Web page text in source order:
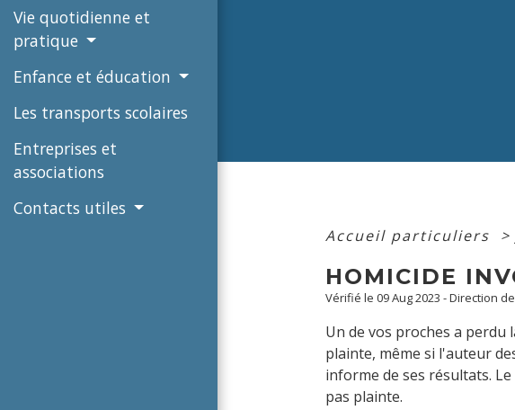
Vie quotidienne et
pratique
Enfance et éducation
Les transports scolaires
Entreprises et
associations
Contacts utiles
Accueil particuliers >
HOMICIDE
Vérifié le 09 Aug 2023 - Direction
Un de vos proches a perdu
plainte, même si l'auteur
informe de ses résultats.
pas plainte.